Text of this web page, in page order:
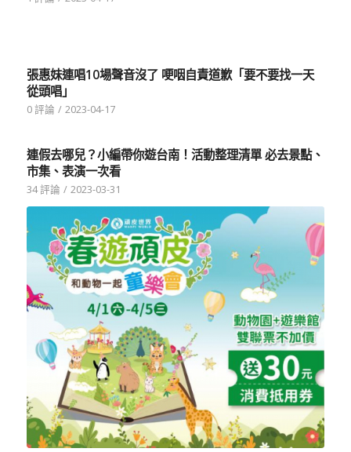
張惠妹連唱10場聲音沒了 哽咽自責道歉「要不要找一天
從頭唱」
0 評論 / 2023-04-17
連假去哪兒？小編帶你遊台南！活動整理清單 必去景點、
市集、表演一次看
34 評論 / 2023-03-31